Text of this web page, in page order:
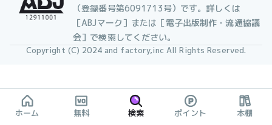
（登録番号第6091713号）です。詳しくは
［ABJマーク］または［電子出版制作・流通協議
会］で検索してください。
Copyright (C) 2024 and factory,inc All Rights Reserved.
ホーム 無料 検索 ポイント 本棚